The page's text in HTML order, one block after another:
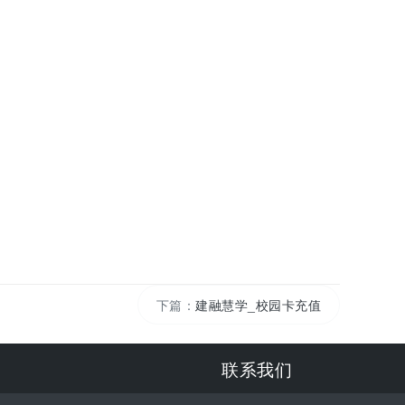
下篇： 建融慧学_校园卡充值
联系我们